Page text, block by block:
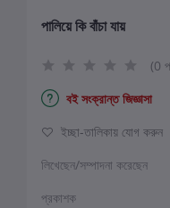
পালিয়ে কি বাঁচা যায়
(0
বই সংক্রান্ত জিজ্ঞাসা
ইচ্ছা-তালিকায় যোগ করুন
লিখেছেন/সম্পাদনা করেছেন
প্রকাশক